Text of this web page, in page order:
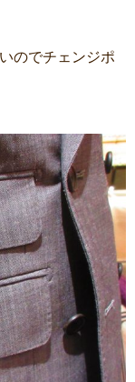
のでチェンジポ